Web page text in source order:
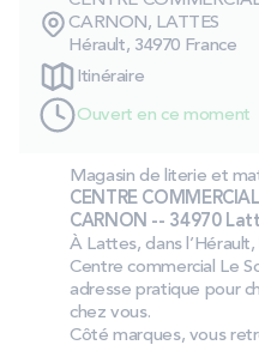
PROMOS
Technologie bultex
Nos engagements
CARNON, LATTES
Hérault, 34970 France
Itinéraire
Ouvert en ce moment
Magasin de literie et
CENTRE
CARNON -- 34970
À Lattes, dans
Centre commercial Le
adresse pratique pour
chez vous.
Côté marques, vous